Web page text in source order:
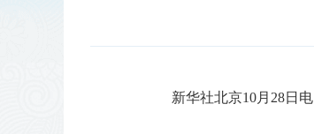
新华社北京10月28日电